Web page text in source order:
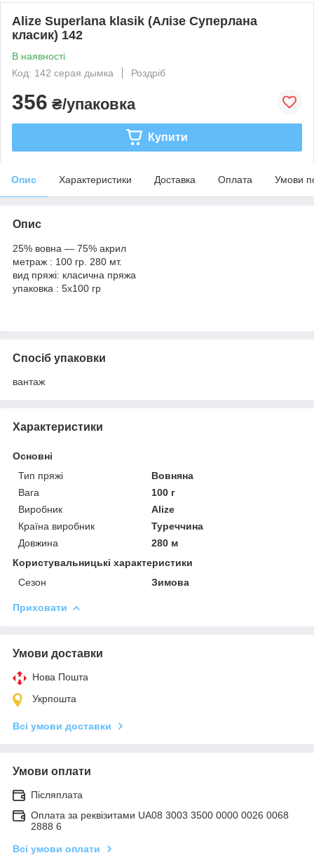
Alize Superlana klasik (Алізе Суперлана
класик) 142
В наявності
Код: 142 серая дымка
Роздріб
356 ₴/упаковка
Купити
Опис Характеристики Доставка Оплата Умови
Опис
25% вовна — 75% акрил
метраж : 100 гр. 280 мт.
вид пряжі: класична пряжа
упаковка : 5x100 гр
Спосіб упаковки
вантаж
Характеристики
Основні
Тип пряжі
Вовняна
Вага
100 г
Виробник
Alize
Країна виробник
Туреччина
Довжина
280 м
Користувальницькі характеристики
Сезон
Зимова
Приховати
Умови доставки
Нова Пошта
Укрпошта
Всі умови доставки
Умови оплати
Післяплата
Оплата за реквізитами UA08 3003 3500 0000 0026 0068
2888 6
Всі умови оплати